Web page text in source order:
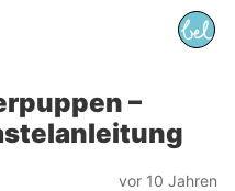
–
vor 10 Jahren